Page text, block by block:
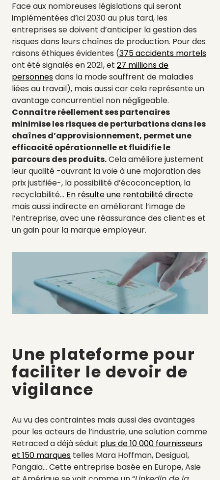
Face aux nombreuses législations qui seront
implémentées d’ici 2030 au plus tard, les
entreprises se doivent d’anticiper la gestion des
risques dans leurs chaînes de production. Pour des
raisons éthiques évidentes (375 accidents mortels
ont été signalés en 2021, et 27 millions de
personnesdans la mode souffrent de maladies
liées au travail), mais aussi car cela représente un
avantage concurrentiel non négligeable.
Connaître réellement ses partenaires
minimise les risques de perturbations dans les
chaînes d’approvisionnement, permet une
efficacité opérationnelle et fluidifie le
parcours des produits.Cela améliore justement
leur qualité -ouvrant la voie à une majoration des
prix justifiée-, la possibilité d’écoconception, la
recyclabilité… En résulte une rentabilité directe
mais aussi indirecte en améliorant l’image de
l’entreprise, avec une réassurance des client·es et
un gain pour la marque employeur.
Une plateforme pour
faciliter le devoir de
vigilance
Au vu des contraintes mais aussi des avantages
pour les acteurs de l’industrie, une solution comme
Retraced a déjà séduit plus de 10 000 fournisseurs
et 150 marques telles Mara Hoffman, Desigual,
Pangaia… Cette entreprise basée en Europe, Asie